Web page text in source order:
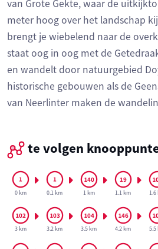
van Grote Gekte, waar de
meter hoog over het landschap
brengt je wiebelend naar de
staat oog in oog met de
en wandelt door natuurgebied
historische gebouwen als de
van Neerlinter maken de
te volgen
0 km 0.1 km 1 km 1.1 km 1.6
3 km 3.2 km 3.5 km 4.2 km 5.5